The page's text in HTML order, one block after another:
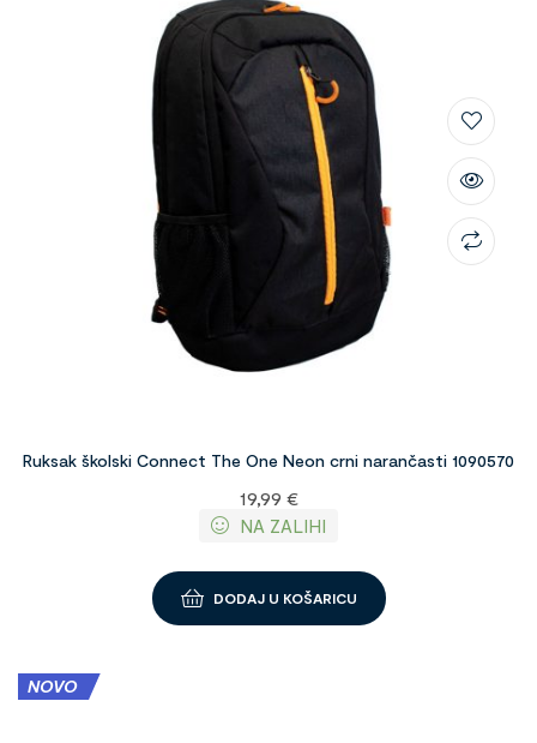
Ruksak školski Connect The One Neon crni narančasti 1090570
19,99 €
NA ZALIHI
DODAJ U KOŠARICU
NOVO